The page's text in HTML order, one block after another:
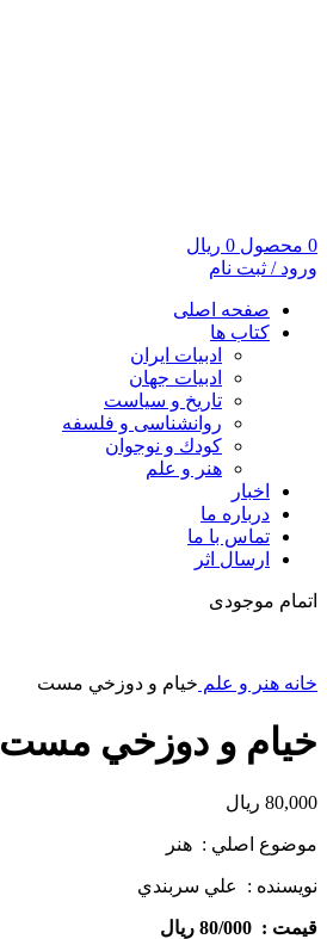
0 محصول 0 ریال
ورود / ثبت نام
صفحه اصلی
کتاب ها
ادبیات ایران
ادبیات جهان
تاریخ و سیاست
روانشناسی و فلسفه
کودك و نوجوان
هنر و علم
اخبار
درباره ما
تماس با ما
ارسال اثر
اتمام موجودی
خانه هنر و علم خيام و دوزخي مست
خيام و دوزخي مست
80,000 ریال
موضوع اصلي : هنر
نويسنده : علي سربندي
قيمت : 80/000 ريال